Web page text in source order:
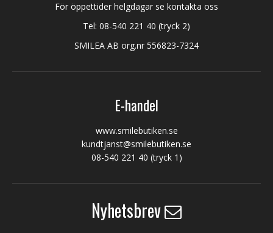
För öppettider helgdagar se kontakta oss
Tel: 08-540 221 40 (tryck 2)
SMILEA AB org.nr 556823-7324
E-handel
www.smilebutiken.se
kundtjanst@smilebutiken.se
08-540 221 40 (tryck 1)
Nyhetsbrev